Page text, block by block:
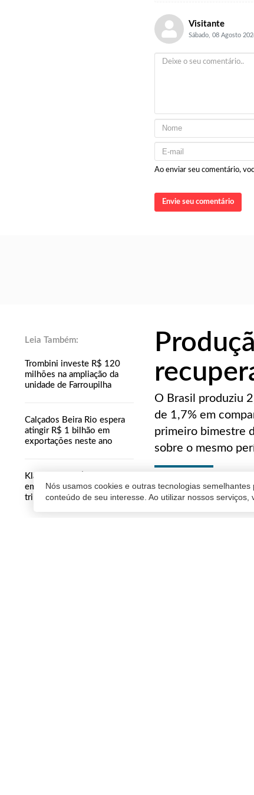
Nós usamos cookies e outras tecnologias
conteúdo de seu interesse. Ao utilizar nossos serviços,
Visitante
Sábado, 08 Agosto
Ao enviar seu comentário,
Envie seu comentário
Trombini investe R$ 120
milhões na ampliação da
unidade de Farroupilha
Calçados Beira Rio espera
atingir R$ 1 bilhão em
exportações neste ano
Klabin soma R$ 5,2 bilhões
em vendas no segundo
trimestre
O Brasil produziu
de 1,7% em
primeiro bimestre
sobre o mesmo
REDAÇÃO
21/03/2019 18:58|